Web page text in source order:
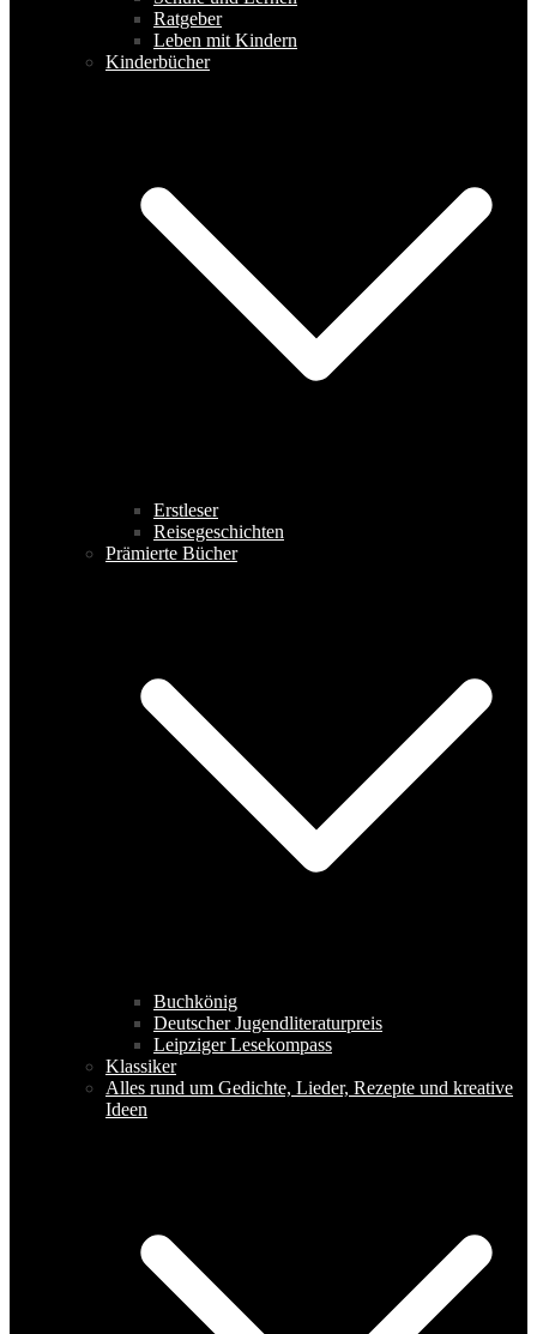
Ratgeber
Leben mit Kindern
Kinderbücher
Erstleser
Reisegeschichten
Prämierte Bücher
Buchkönig
Deutscher Jugendliteraturpreis
Leipziger Lesekompass
Klassiker
Alles rund um Gedichte, Lieder, Rezepte und kreative
Ideen